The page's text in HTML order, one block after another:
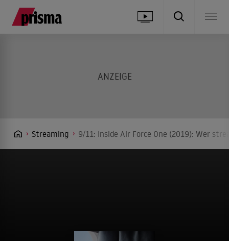
Streaming 9/11: Inside Air Force One (2019): Wer